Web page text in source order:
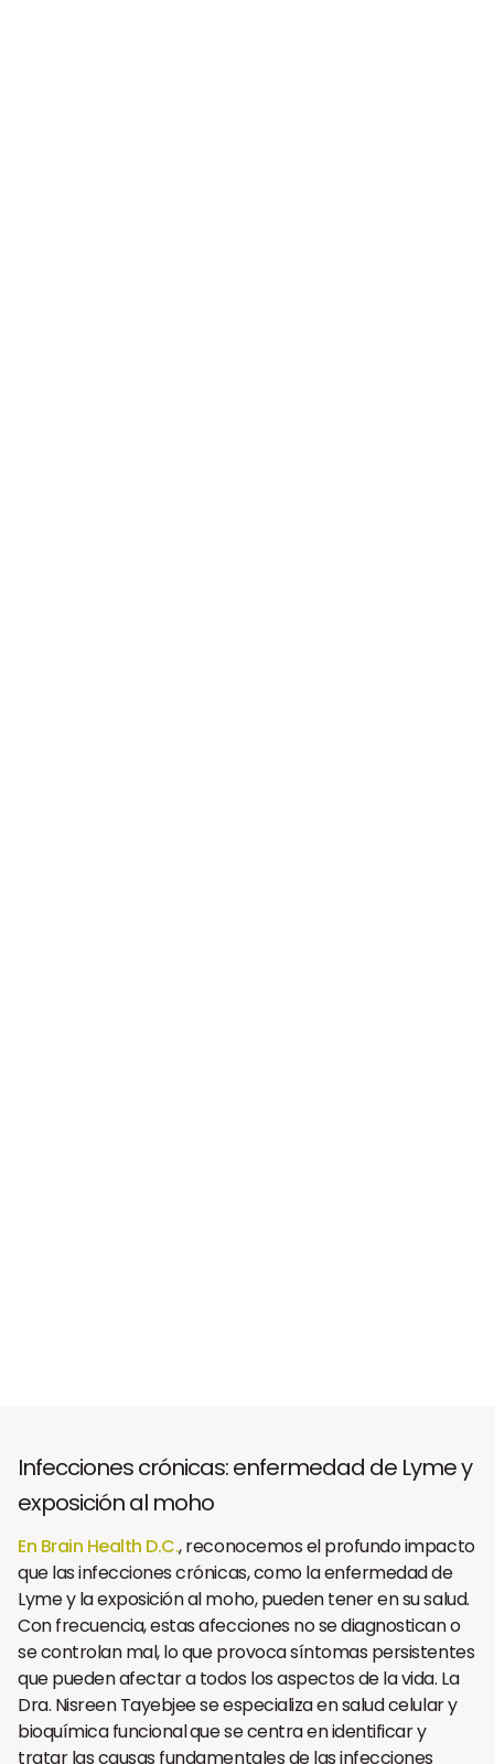
Infecciones crónicas: enfermedad de Lyme y
exposición al moho
En Brain Health D.C., reconocemos el profundo impacto
que las infecciones crónicas, como la enfermedad de
Lyme y la exposición al moho, pueden tener en su salud.
Con frecuencia, estas afecciones no se diagnostican o
se controlan mal, lo que provoca síntomas persistentes
que pueden afectar a todos los aspectos de la vida. La
Dra. Nisreen Tayebjee se especializa en salud celular y
bioquímica funcionalque se centra en identificar y
tratar las causas fundamentales de las infecciones